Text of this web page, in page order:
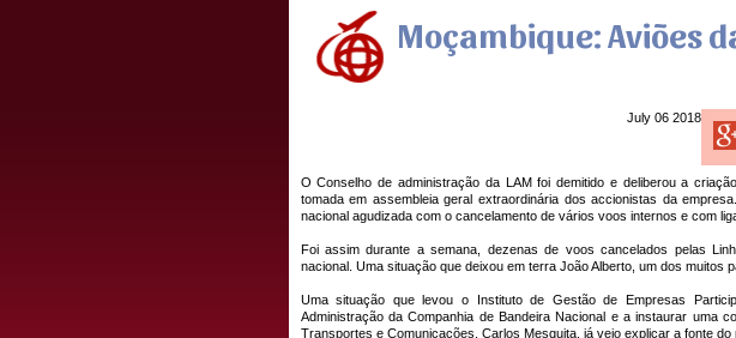
Moçambique: Aviões
July 06 2018
O Conselho de administração da LAM foi demitido e deliberou a
tomada em assembleia geral extraordinária dos accionistas da
nacional agudizada com o cancelamento de vários voos internos e com
Foi assim durante a semana, dezenas de voos cancelados pelas
nacional. Uma situação que deixou em terra João Alberto, um dos muitos
Uma situação que levou o Instituto de Gestão de Empresas
Administração da Companhia de Bandeira Nacional e a instaurar uma
Transportes e Comunicações, Carlos Mesquita, já veio explicar a fonte do